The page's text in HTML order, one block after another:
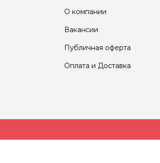
О компании
Вакансии
Публичная оферта
Оплата и Доставка